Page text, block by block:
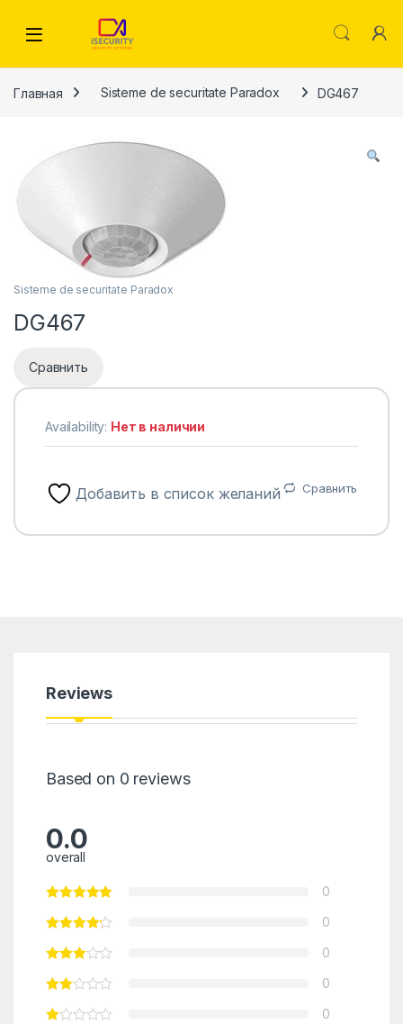
Главная Sisteme de securitate Paradox DG467
Sisteme de securitate Paradox
DG467
Сравнить
Availability: Нет в наличии
Добавить в список желаний Сравнить
Reviews
Based on 0 reviews
0.0
overall
0
0
0
0
0